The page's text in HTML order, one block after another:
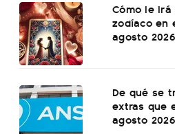
Cómo le
zodíaco en
agosto 2026
De qué se
extras que
agosto 2026